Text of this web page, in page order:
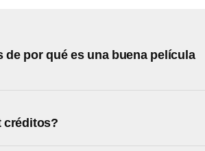
de por qué es una buena película
créditos?